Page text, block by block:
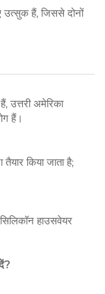
उत्सुक हैं, जिससे दोनों
उत्तरी अमेरिका
हैं।
किया जाता है;
हाउसवेयर